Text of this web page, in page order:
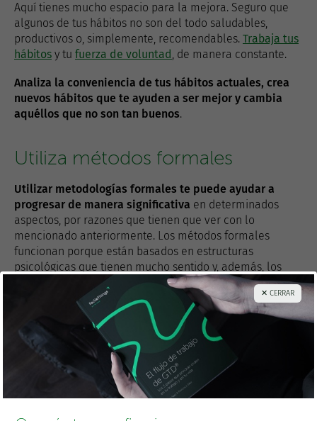
Aquí tienes mucho espacio para la mejora. Seguro que
algunos de tus hábitos no son del todo saludables,
productivos o, simplemente, recomendables. Trabaja tus
hábitos y tu fuerza de voluntad, de manera constante.
Analiza la conveniencia de tus hábitos actuales, crea
nuevos hábitos que te ayuden a ser mejor y cambia
aquéllos que no son tan buenos.
Utiliza métodos formales
Utilizar metodologías formales te puede ayudar a
progresar de manera significativa en determinados
aspectos, por razones que tienen que ver con lo
mencionado anteriormente. Los métodos formales
funcionan porque están basados en estructuras
psicológicas que tienen mucho sentido y, además, los
métodos formales contribuyen aformar hábitos clave.
Puedes ir al gimnasio y entrenar de cualquier manera,
pero lograrás mayores avances si sigues un programa de
entrenamiento formal y orientado a tu estado de forma
actual. Lo mismo se puede decir en cuanto a dietas,
salud o productividad. Si tienesun sistema estructurado
para enfrentarte a tus actividades diarias
✕ CERRAR